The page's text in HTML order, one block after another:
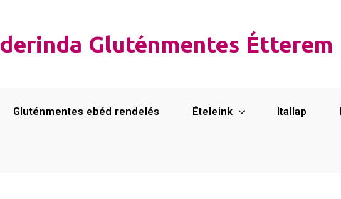
Gluténmentes Étterem
Gluténmentes ebéd rendelés Ételeink Itallap